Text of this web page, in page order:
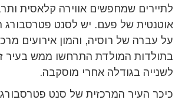
לתיירים שמחפשים אווירה קלאסית
אוטנטית של פעם. יש לסנט פטרסבורג
על עברה של רוסיה, והמון אירועים
בתולדות המולדת התרחשו ממש בעיר
לשנייה בגודלה אחרי מוסקבה.
כיכר העיר המרכזית של סנט